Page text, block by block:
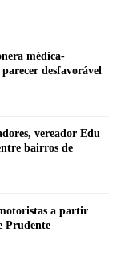
médica-
desfavorável
vereador Edu
bairros de
a partir
Prudente